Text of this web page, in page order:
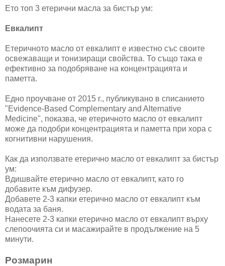
Ето топ 3 етерични масла за бистър ум:
Евкалипт
Етеричното масло от евкалипт е известно със своите
освежаващи и тонизиращи свойства. То също така е
ефективно за подобряване на концентрацията и
паметта.
Едно проучване от 2015 г., публикувано в списанието
"Evidence-Based Complementary and Alternative
Medicine", показва, че етеричното масло от евкалипт
може да подобри концентрацията и паметта при хора с
когнитивни нарушения.
Как да използвате етерично масло от евкалипт за бистър
ум:
Вдишвайте етерично масло от евкалипт, като го
добавите към дифузер.
Добавете 2-3 капки етерично масло от евкалипт към
водата за баня.
Нанесете 2-3 капки етерично масло от евкалипт върху
слепоочията си и масажирайте в продължение на 5
минути.
Розмарин